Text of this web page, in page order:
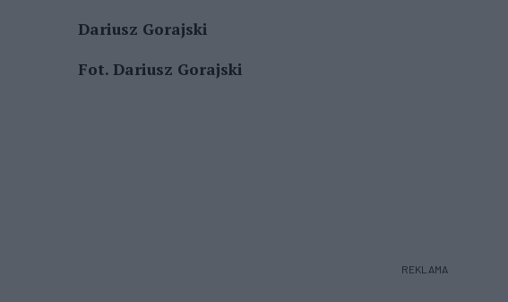
Dariusz Gorajski
Fot. Dariusz Gorajski
REKLAMA